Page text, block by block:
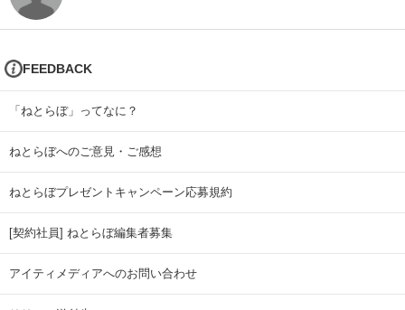
FEEDBACK
「ねとらぼ」ってなに？
ねとらぼへのご意見・ご感想
ねとらぼプレゼントキャンペーン応募規約
[契約社員] ねとらぼ編集者募集
アイティメディアへのお問い合わせ